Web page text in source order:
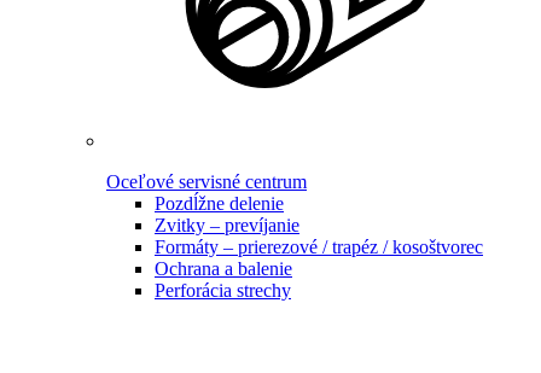
Oceľové servisné centrum
Pozdĺžne delenie
Zvitky – prevíjanie
Formáty – prierezové / trapéz / kosoštvorec
Ochrana a balenie
Perforácia strechy